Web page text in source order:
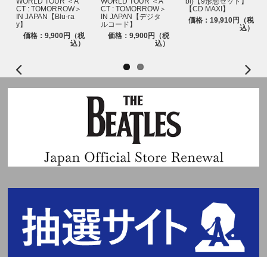
CT : TOMORROW＞
IN JAPAN【Blu-ra
y】
価格：9,900円（税
込）
CT : TOMORROW＞
IN JAPAN【デジタ
ルコード】
価格：9,900円（税
込）
【CD MAXI】
価格：19,910円（税
込）